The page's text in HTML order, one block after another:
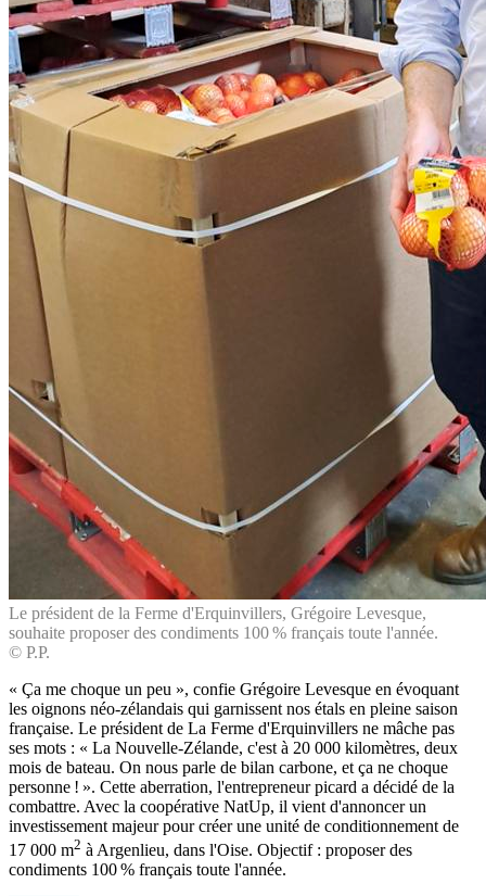
Le président de la Ferme d'Erquinvillers, Grégoire Levesque,
souhaite proposer des condiments 100 % français toute l'année.
© P.P.
« Ça me choque un peu », confie Grégoire Levesque en évoquant
les oignons néo-zélandais qui garnissent nos étals en pleine saison
française. Le président de La Ferme d'Erquinvillers ne mâche pas
ses mots : « La Nouvelle-Zélande, c'est à 20 000 kilomètres, deux
mois de bateau. On nous parle de bilan carbone, et ça ne choque
personne ! ». Cette aberration, l'entrepreneur picard a décidé de la
combattre. Avec la coopérative NatUp, il vient d'annoncer un
investissement majeur pour créer une unité de conditionnement de
17 000 m2 à Argenlieu, dans l'Oise. Objectif : proposer des
condiments 100 % français toute l'année.